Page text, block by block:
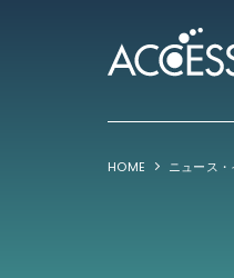
HOME ニュース・